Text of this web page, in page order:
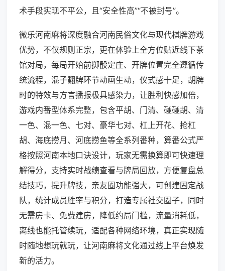
术手段实现不平公，且“安全性高”“不被封号”。
微乐河南麻将深度融合河南民俗文化与现代棋牌游戏
优势，不仅规则正宗，更在体验上全方位贴近线下茶
馆对局，每局开始前掷骰定庄、开牌位置完全遵循传
统流程，混子翻牌环节动画生动，仪式感十足，胡牌
时的特效与方言播报极具感染力，让胜利快感加倍，
游戏内番型体系完整，包含平胡、门清、碰碰胡、清
一色、混一色、七对、豪华七对、杠上开花、抢杠
胡、海底捞月、河底捞鱼等全系列番种，算番公式严
格按照河南本地口诀设计，玩家无需换算即可快速理
解得分，支持实时战绩查看与牌局回放，方便复盘总
结技巧，提升牌技，亲友圈功能强大，可创建固定战
队，统计成员胜率与积分，打造专属社交圈子，同时
无需房卡、免费建房，降低约局门槛，流量消耗低，
离线也能托管续玩，适配各种网络环境，真正实现随
时随地想玩就玩，让河南麻将文化通过线上平台焕发
新的活力。